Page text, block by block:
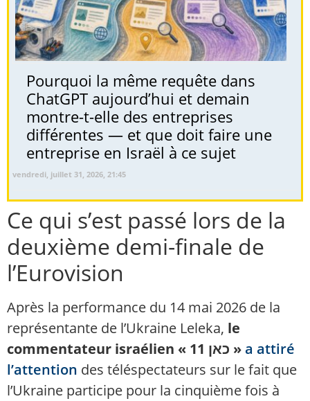
Pourquoi la même requête dans
ChatGPT aujourd’hui et demain
montre-t-elle des entreprises
différentes — et que doit faire une
entreprise en Israël à ce sujet
vendredi, juillet 31, 2026, 21:45
Ce qui s’est passé lors de la
deuxième demi-finale de
l’Eurovision
Après la performance du 14 mai 2026 de la
représentante de l’Ukraine Leleka, le
commentateur israélien « כאן 11 »a attiré
l’attention des téléspectateurs sur le fait que
l’Ukraine participe pour la cinquième fois à